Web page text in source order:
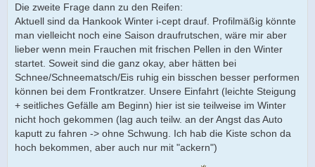
Die zweite Frage dann zu den Reifen:
Aktuell sind da Hankook Winter i-cept drauf. Profilmäßig könnte
man vielleicht noch eine Saison draufrutschen, wäre mir aber
lieber wenn mein Frauchen mit frischen Pellen in den Winter
startet. Soweit sind die ganz okay, aber hätten bei
Schnee/Schneematsch/Eis ruhig ein bisschen besser performen
können bei dem Frontkratzer. Unsere Einfahrt (leichte Steigung
+ seitliches Gefälle am Beginn) hier ist sie teilweise im Winter
nicht hoch gekommen (lag auch teilw. an der Angst das Auto
kaputt zu fahren -> ohne Schwung. Ich hab die Kiste schon da
hoch bekommen, aber auch nur mit "ackern")